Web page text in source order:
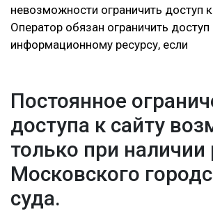
невозможности ограничить доступ
Оператор обязан ограничить доступ
информационному ресурсу, если
Постоянное
доступа к сайту
только при
Московского
суда.